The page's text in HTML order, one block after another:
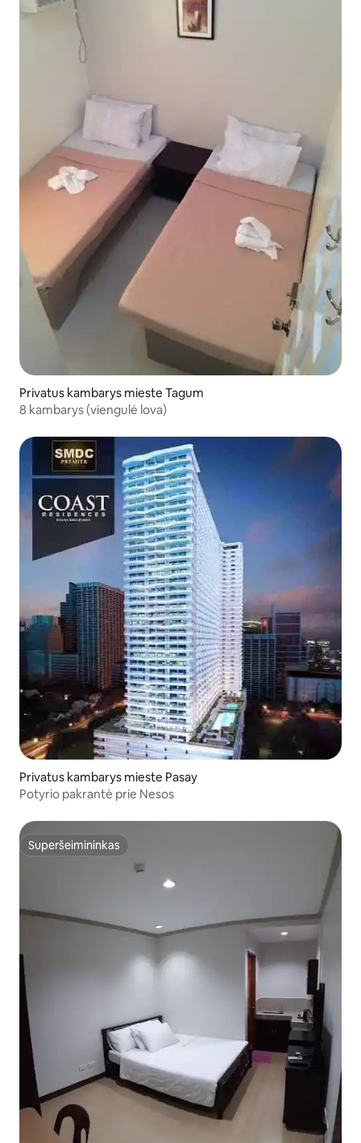
Privatus kambarys mieste Tagum
8 kambarys (viengulė lova)
Privatus kambarys mieste Pasay
Potyrio pakrantė prie Nesos
Superšeimininkas
Superšeimininkas